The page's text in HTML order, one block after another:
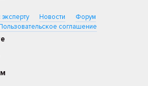
Новости
Форум
соглашение